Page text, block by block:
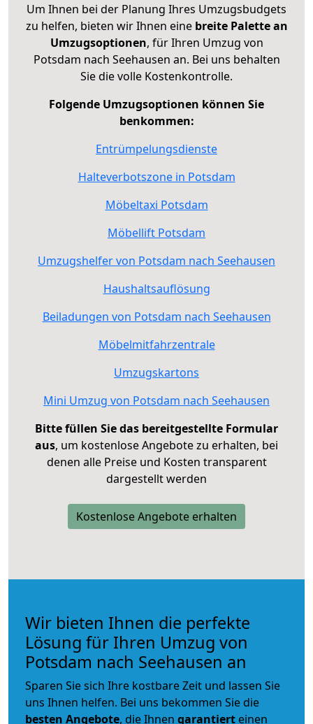
Um Ihnen bei der Planung Ihres Umzugsbudgets
zu helfen, bieten wir Ihnen eine breite Palette an
Umzugsoptionen, für Ihren Umzug von
Potsdam nach Seehausen an. Bei uns behalten
Sie die volle Kostenkontrolle.
Folgende Umzugsoptionen können Sie
benkommen:
Entrümpelungsdienste
Halteverbotszone in Potsdam
Möbeltaxi Potsdam
Möbellift Potsdam
Umzugshelfer von Potsdam nach Seehausen
Haushaltsauflösung
Beiladungen von Potsdam nach Seehausen
Möbelmitfahrzentrale
Umzugskartons
Mini Umzug von Potsdam nach Seehausen
Bitte füllen Sie das bereitgestellte Formular
aus, um kostenlose Angebote zu erhalten, bei
denen alle Preise und Kosten transparent
dargestellt werden
Kostenlose Angebote erhalten
Wir bieten Ihnen die perfekte
Lösung für Ihren Umzug von
Potsdam nach Seehausen an
Sparen Sie sich Ihre kostbare Zeit und lassen Sie
uns Ihnen helfen. Bei uns bekommen Sie die
besten Angebote, die Ihnen garantiert einen